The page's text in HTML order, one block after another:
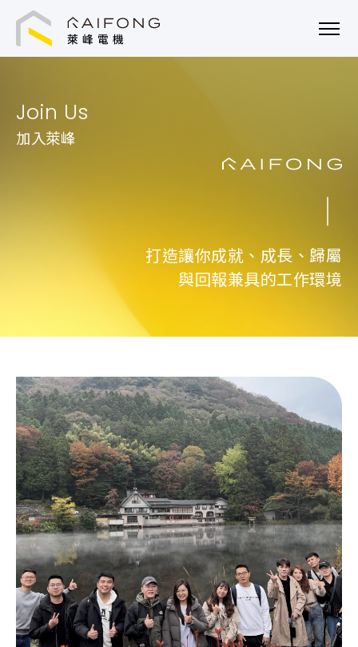
萊峰電機技術顧問股份有限公司
Join Us
加入萊峰
打造讓你成就、成長、歸屬
與回報兼具的工作環境